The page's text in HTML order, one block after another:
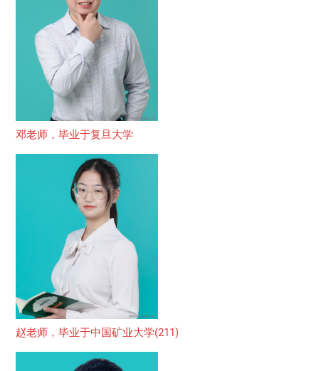
邓老师，毕业于复旦大学
赵老师，毕业于中国矿业大学(211)